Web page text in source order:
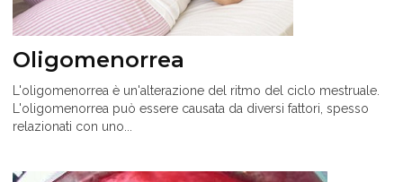
Oligomenorrea
L'oligomenorrea è un'alterazione del ritmo del ciclo mestruale.
L'oligomenorrea può essere causata da diversi fattori, spesso
relazionati con uno...